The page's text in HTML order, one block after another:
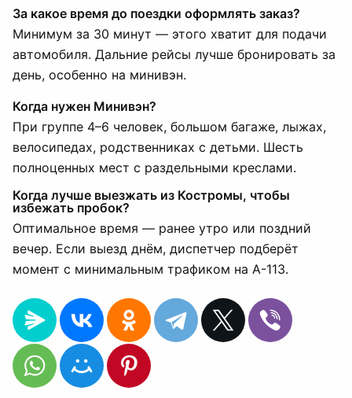
За какое время до поездки оформлять заказ?
Минимум за 30 минут — этого хватит для подачи
автомобиля. Дальние рейсы лучше бронировать за
день, особенно на минивэн.
Когда нужен Минивэн?
При группе 4–6 человек, большом багаже, лыжах,
велосипедах, родственниках с детьми. Шесть
полноценных мест с раздельными креслами.
Когда лучше выезжать из Костромы, чтобы
избежать пробок?
Оптимальное время — ранее утро или поздний
вечер. Если выезд днём, диспетчер подберёт
момент с минимальным трафиком на А-113.